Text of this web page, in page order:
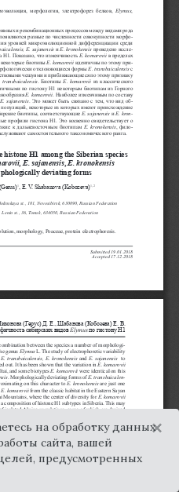
на обработку данных
сайта, вашей
предусмотренных
×